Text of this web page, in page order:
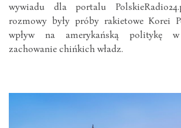
wywiadu dla portalu
rozmowy były próby rakietowe Korei
wpływ na amerykańską politykę
zachowanie chińkich władz.